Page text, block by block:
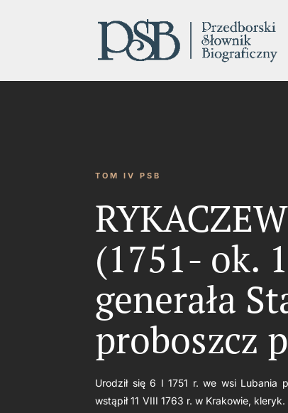
TOM IV PSB
(1751- ok.
generała
proboszcz
Urodził się 6 I 1751 r. we wsi Lubania
wstąpił 11 VIII 1763 r. w Krakowie,